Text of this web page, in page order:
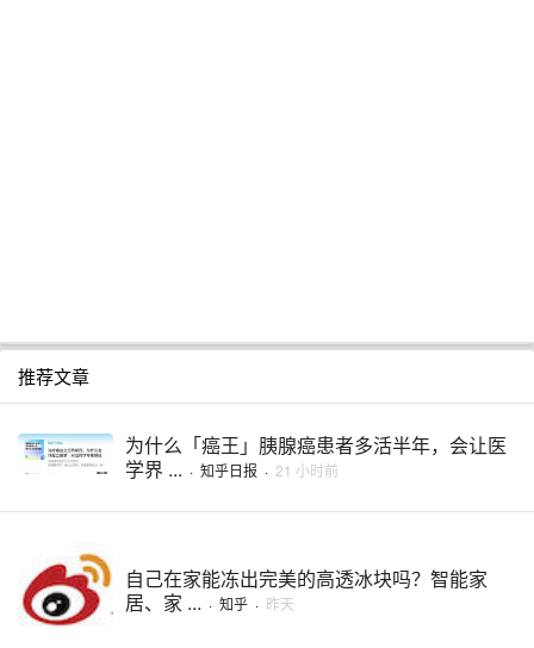
推荐文章
为什么「癌王」胰腺癌患者多活半年，会让医
学界 ... · 知乎日报 · 21 小时前
自己在家能冻出完美的高透冰块吗？智能家
居、家 ... · 知乎 · 昨天